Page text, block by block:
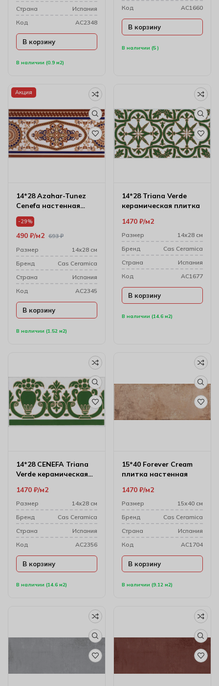
В наличии (0.9 м2)
Cтрана
Испания
Код
AC2348
В корзину
В наличии (5 )
Код AC1660
В корзину
Акция
14*28 Azahar-Tunez
Cenefa настенная
керамическая плитка
В наличии (1.52 м2)
-29%
693₽
490 ₽ м2
Размер
14х28 см
Бренд
Cas Ceramica
Cтрана
Испания
Код
AC2345
В корзину
14*28 Triana Verde
керамическая плитка
В наличии (14.6 м2)
1470 ₽ м2
Размер
14х28 см
Бренд
Cas Ceramica
Cтрана
Испания
Код
AC1677
В корзину
14*28 CENEFA Triana
Verde керамическая
В наличии (14.6 м2)
1470 ₽ м2
Размер
14х28 см
Бренд
Cas Ceramica
Cтрана
Испания
Код
AC2356
В корзину
15*40 Forever Cream
плитка настенная
В наличии (9.12 м2)
1470 ₽ м2
Размер
15х40 см
Бренд
Cas Ceramica
Cтрана
Испания
Код
AC1704
В корзину